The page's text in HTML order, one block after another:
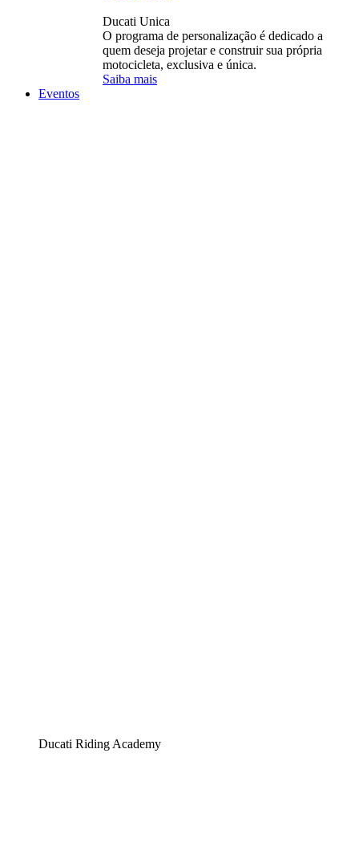
Ducati Unica
O programa de personalização é dedicado a
quem deseja projetar e construir sua própria
motocicleta, exclusiva e única.
Saiba mais
Eventos
Ducati Riding Academy